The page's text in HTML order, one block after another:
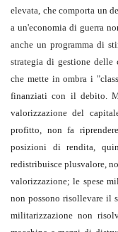
elevata, che comporta un
a un'economia di guerra
anche un programma di
strategia di gestione delle
che mette in ombra i
finanziati con il debito.
valorizzazione del
profitto, non fa
posizioni di rendita,
redistribuisce plusvalore,
valorizzazione; le spese
non possono risollevare il
militarizzazione non